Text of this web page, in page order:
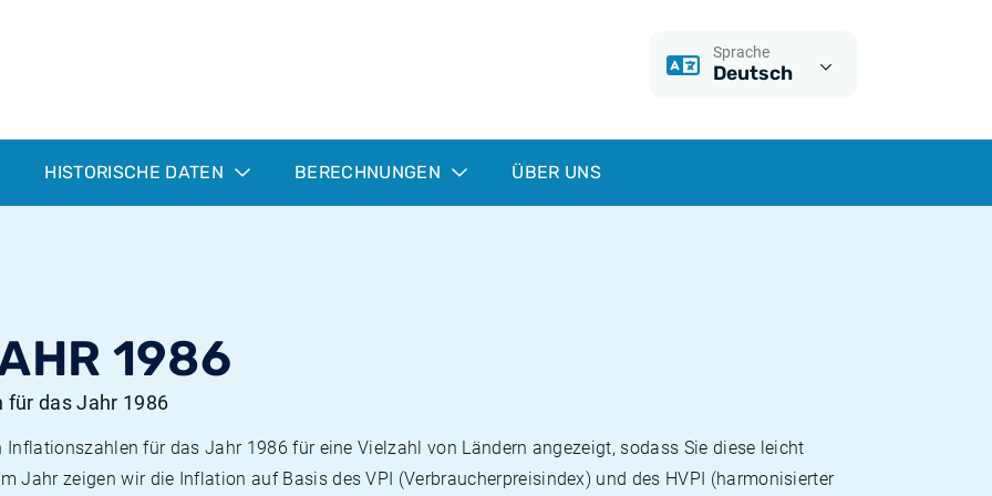
Sprache
Deutsch
HISTORISCHE DATEN BERECHNUNGEN ÜBER UNS
1986
das Jahr 1986
für das Jahr 1986 für eine Vielzahl von Ländern angezeigt, sodass Sie diese leicht
Jahr zeigen wir die Inflation auf Basis des VPI (Verbraucherpreisindex) und des HVPI (harmonisierter